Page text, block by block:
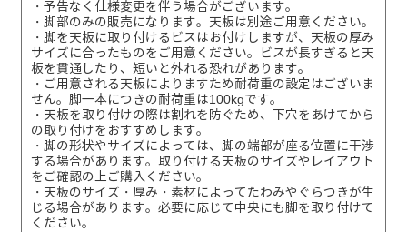
・予告なく仕様変更を伴う場合がございます。
・脚部のみの販売になります。天板は別途ご用意ください。
・脚を天板に取り付けるビスはお付けしますが、天板の厚み
サイズに合ったものをご用意ください。ビスが長すぎると天
板を貫通したり、短いと外れる恐れがあります。
・ご用意される天板によりますため耐荷重の設定はございま
せん。脚一本につきの耐荷重は100kgです。
・天板を取り付けの際は割れを防ぐため、下穴をあけてから
の取り付けをおすすめします。
・脚の形状やサイズによっては、脚の端部が座る位置に干渉
する場合があります。取り付ける天板のサイズやレイアウト
をご確認の上ご購入ください。
・天板のサイズ・厚み・素材によってたわみやぐらつきが生
じる場合があります。必要に応じて中央にも脚を取り付けて
ください。